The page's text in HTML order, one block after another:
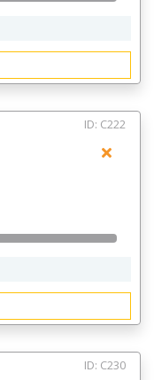
ID: C222
ID: C230